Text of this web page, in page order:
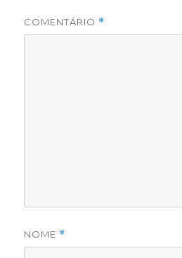
COMENTÁRIO *
NOME *